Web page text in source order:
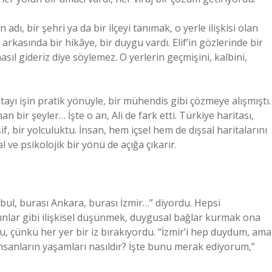
bir şehri ya da bir ilçeyi tanımak, o yerle ilişkisi olan
bir hikâye, bir duygu vardı. Elif’in gözlerinde bir
gideriz diye söylemez. O yerlerin geçmişini, kalbini,
işin pratik yönüyle, bir mühendis gibi çözmeye alışmıştı.
bir şeyler… İşte o an, Ali de fark etti. Türkiye haritası,
bir yolculuktu. İnsan, hem içsel hem de dışsal haritalarını
psikolojik bir yönü de açığa çıkarır.
burası Ankara, burası İzmir…” diyordu. Hepsi
gibi ilişkisel düşünmek, duygusal bağlar kurmak ona
çünkü her yer bir iz bırakıyordu. “İzmir’i hep duydum, ama
yaşamları nasıldır? İşte bunu merak ediyorum,”